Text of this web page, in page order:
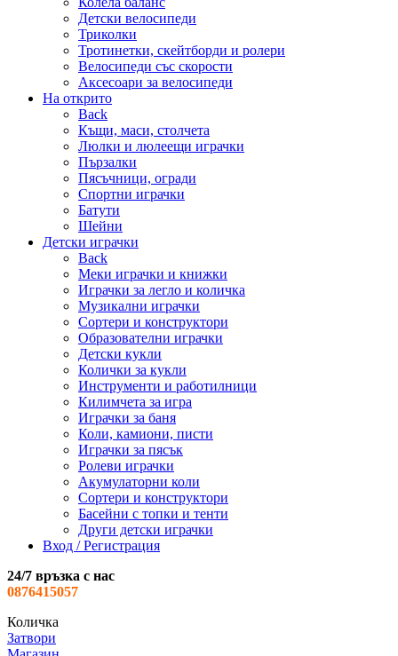
Детски велосипеди
Триколки
Тротинетки, скейтборди и ролери
Велосипеди със скорости
Аксесоари за велосипеди
На открито
Back
Къщи, маси, столчета
Люлки и люлеещи играчки
Пързалки
Пясъчници, огради
Спортни играчки
Батути
Шейни
Детски играчки
Back
Меки играчки и книжки
Играчки за легло и количка
Музикални играчки
Сортери и конструктори
Образователни играчки
Детски кукли
Колички за кукли
Инструменти и работилници
Килимчета за игра
Играчки за баня
Коли, камиони, писти
Играчки за пясък
Ролеви играчки
Акумулаторни коли
Сортери и конструктори
Басейни с топки и тенти
Други детски играчки
Вход / Регистрация
24/7 връзка с нас
0876415057
Количка
Затвори